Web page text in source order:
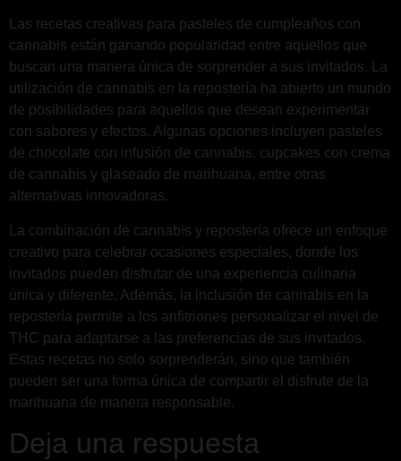
Las recetas creativas para pasteles de cumpleaños con
cannabis están ganando popularidad entre aquellos que
buscan una manera única de sorprender a sus invitados. La
utilización de cannabis en la repostería ha abierto un mundo
de posibilidades para aquellos que desean experimentar
con sabores y efectos. Algunas opciones incluyen pasteles
de chocolate con infusión de cannabis, cupcakes con crema
de cannabis y glaseado de marihuana, entre otras
alternativas innovadoras.
La combinación de cannabis y repostería ofrece un enfoque
creativo para celebrar ocasiones especiales, donde los
invitados pueden disfrutar de una experiencia culinaria
única y diferente. Además, la inclusión de cannabis en la
repostería permite a los anfitriones personalizar el nivel de
THC para adaptarse a las preferencias de sus invitados.
Estas recetas no solo sorprenderán, sino que también
pueden ser una forma única de compartir el disfrute de la
marihuana de manera responsable.
Deja una respuesta